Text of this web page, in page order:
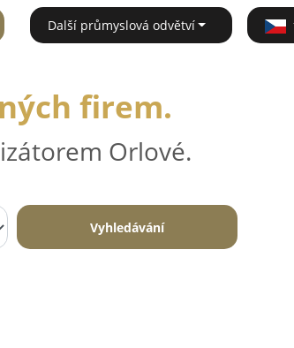
Další průmyslová odvětví
firem.
Orlové.
Vyhledávání